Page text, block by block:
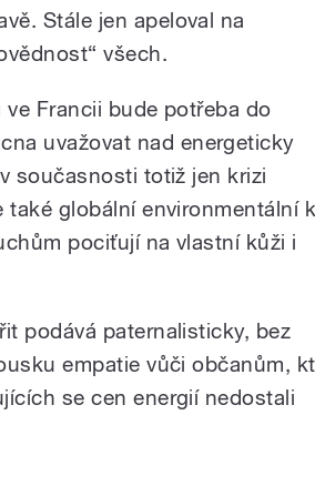
Stále jen apeloval na
všech.
ve Francii bude potřeba do
uvažovat nad energeticky
současnosti totiž jen krizi
globální environmentální
pociťují na vlastní kůži i
podává paternalisticky, bez
empatie vůči občanům,
se cen energií nedostali